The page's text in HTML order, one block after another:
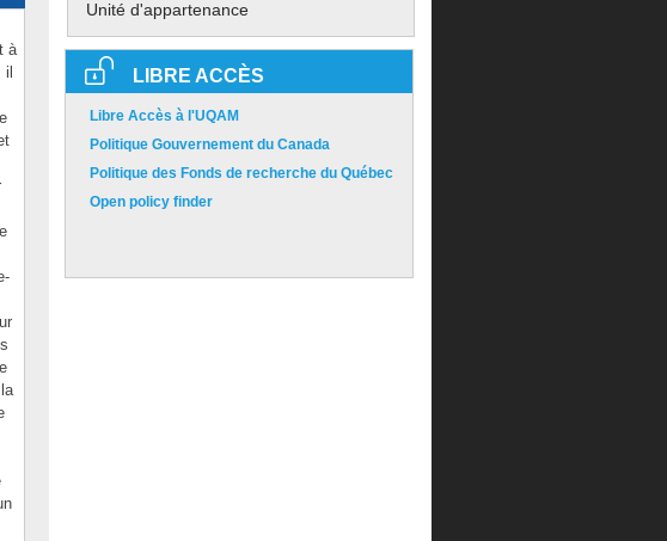
à
Unité d'appartenance
LIBRE ACCÈS
Libre Accès à l'UQAM
Politique Gouvernement du Canada
Politique des Fonds de recherche du Québec
Open policy finder